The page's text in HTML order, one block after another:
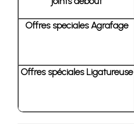
Offres speciales Agrafage
Offres spéciales Ligatureuse